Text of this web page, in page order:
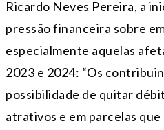
Ricardo Neves Pereira, a
pressão financeira sobre
especialmente aquelas
2023 e 2024: “Os
possibilidade de quitar
atrativos e em parcelas que